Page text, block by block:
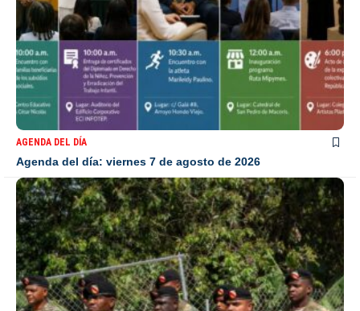
AGENDA DEL DÍA
Agenda del día: viernes 7 de agosto de 2026